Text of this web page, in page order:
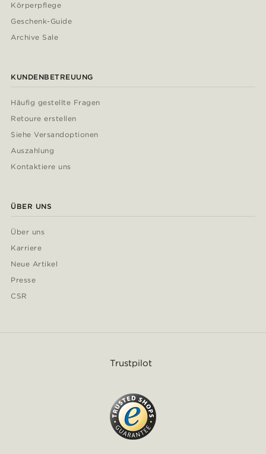
Körperpflege
Geschenk-Guide
Archive Sale
KUNDENBETREUUNG
Häufig gestellte Fragen
Retoure erstellen
Siehe Versandoptionen
Auszahlung
Kontaktiere uns
ÜBER UNS
Über uns
Karriere
Neue Artikel
Presse
CSR
Trustpilot